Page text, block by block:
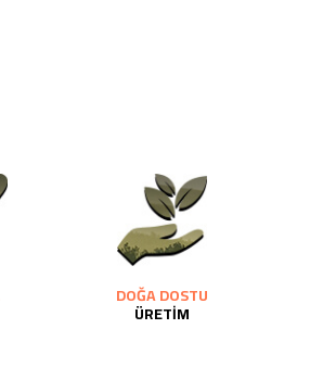
DOĞA DOSTU
ÜRETİM